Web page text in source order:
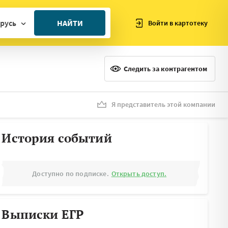
НАЙТИ Войти в картотеку
Следить за контрагентом
Я представитель этой компании
История событий
Доступно по подписке. Открыть доступ.
Выписки ЕГР